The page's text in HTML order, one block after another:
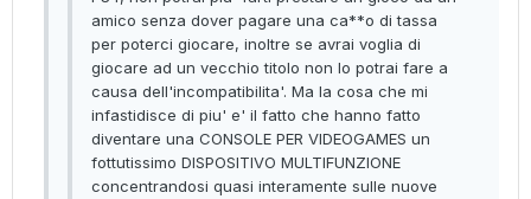
amico senza dover pagare una ca**o di tassa
per poterci giocare, inoltre se avrai voglia di
giocare ad un vecchio titolo non lo potrai fare a
causa dell'incompatibilita'. Ma la cosa che mi
infastidisce di piu' e' il fatto che hanno fatto
diventare una CONSOLE PER VIDEOGAMES un
fottutissimo DISPOSITIVO MULTIFUNZIONE
concentrandosi quasi interamente sulle nuove